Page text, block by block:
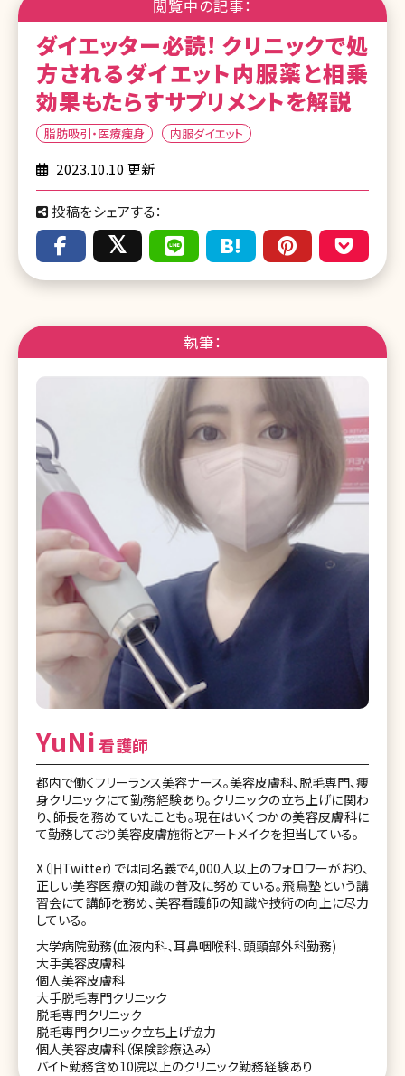
閲覧中の記事：
ダイエッター必読! クリニックで処
方されるダイエット内服薬と相乗
効果もたらすサプリメントを解説
脂肪吸引・医療痩身 内服ダイエット
2023.10.10 更新
投稿をシェアする：
執筆：
YuNi看護師
都内で働くフリーランス美容ナース。美容皮膚科、脱毛専門、痩
身クリニックにて勤務経験あり。クリニックの立ち上げに関わ
り、師長を務めていたことも。現在はいくつかの美容皮膚科に
て勤務しており美容皮膚施術とアートメイクを担当している。
X（旧Twitter）では同名義で4,000人以上のフォロワーがおり、
正しい美容医療の知識の普及に努めている。飛鳥塾という講
習会にて講師を務め、美容看護師の知識や技術の向上に尽力
している。
大学病院勤務(血液内科、耳鼻咽喉科、頭頸部外科勤務)
大手美容皮膚科
個人美容皮膚科
大手脱毛専門クリニック
脱毛専門クリニック
脱毛専門クリニック立ち上げ協力
個人美容皮膚科（保険診療込み）
バイト勤務含め10院以上のクリニック勤務経験あり